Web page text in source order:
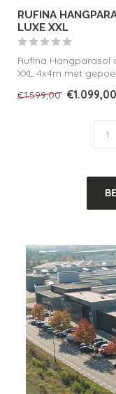
RUFINA
LUXE XXL
Rufina Hangparasol
XXL 4x4m met
€1.599,00 €1.099,00